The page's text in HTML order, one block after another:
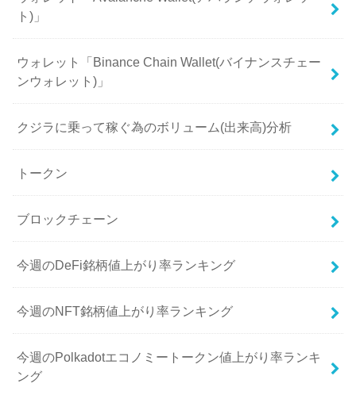
ト)」
ウォレット「Binance Chain Wallet(バイナンスチェー
ンウォレット)」
クジラに乗って稼ぐ為のボリューム(出来高)分析
トークン
ブロックチェーン
今週のDeFi銘柄値上がり率ランキング
今週のNFT銘柄値上がり率ランキング
今週のPolkadotエコノミートークン値上がり率ランキ
ング